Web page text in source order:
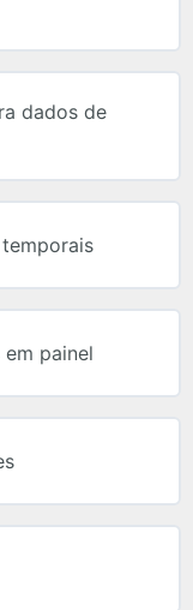
dados de
painel